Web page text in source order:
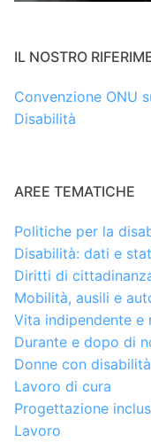
IL NOSTRO
Convenzione ONU
Disabilità
AREE TEMATICHE
Politiche per la
Disabilità: dati e
Diritti di
Mobilità, ausili e
Vita indipendente e
Durante e dopo di
Donne con disabilità
Lavoro di cura
Progettazione
Lavoro